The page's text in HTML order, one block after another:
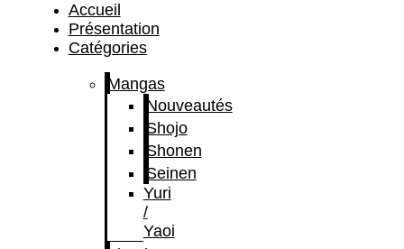
Accueil
Présentation
Catégories
Mangas
Nouveautés
Shojo
Shonen
Seinen
Yuri
/
Yaoi